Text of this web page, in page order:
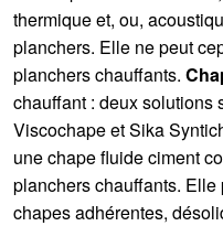
thermique et, ou,
planchers. Elle ne peut
planchers chauffants.
chauffant : deux solutions
Viscochape et Sika
une chape fluide ciment
planchers chauffants.
chapes adhérentes,